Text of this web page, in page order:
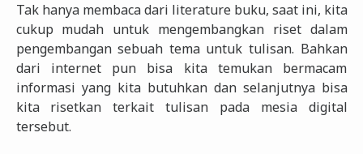
Tak hanya membaca dari literature buku, saat ini, kita
cukup mudah untuk mengembangkan riset dalam
pengembangan sebuah tema untuk tulisan. Bahkan
dari internet pun bisa kita temukan bermacam
informasi yang kita butuhkan dan selanjutnya bisa
kita risetkan terkait tulisan pada mesia digital
tersebut.